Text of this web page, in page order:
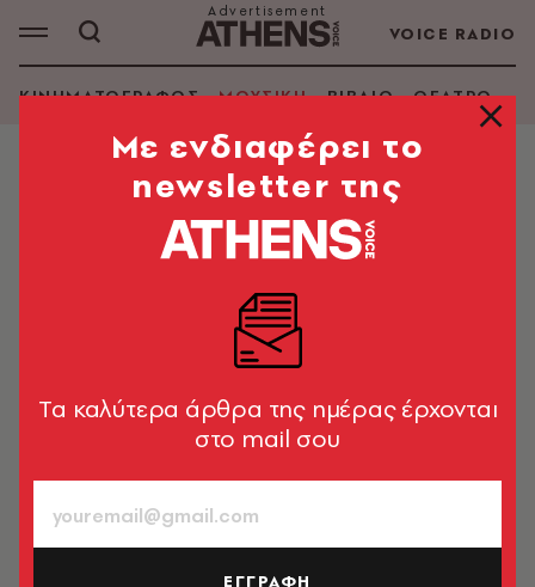
VOICE RADIO
ΚΙΝΗΜΑΤΟΓΡΑΦΟΣ ΜΟΥΣΙΚΗ ΒΙΒΛΙΟ ΘΕΑΤΡΟ -
«Εγώ ζήτησα τον ΛΕΞ, τον
λατρεύω»: Η Χάρις Αλεξίου
αποκαλύπτει πώς ξεκίνησε η
συνεργασία τους
«Κυριά Χαρά με λέει», αποκάλυψε η σπουδαία
ερμηνεύτρια
Newsroom
25.03.2026, 18:39
Mε ενδιαφέρει το
newsletter της
Tα καλύτερα άρθρα της ημέρας έρχονται
στο mail σου
ΕΓΓΡΑΦΗ